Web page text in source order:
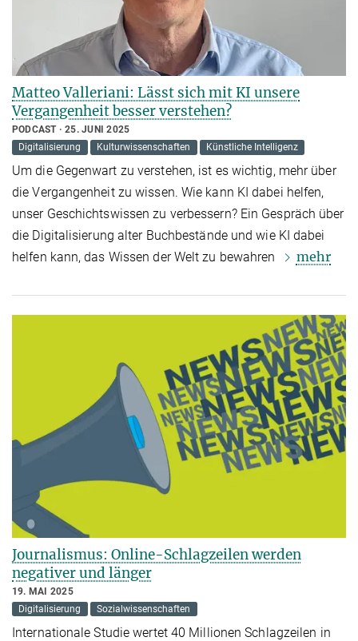
Matteo Valleriani: Lässt sich mit KI unsere
Vergangenheit besser verstehen?
PODCAST
25. JUNI 2025
Digitalisierung
Kulturwissenschaften Künstliche Intelligenz
Um die Gegenwart zu verstehen, ist es wichtig, mehr über
die Vergangenheit zu wissen. Wie kann KI dabei helfen,
unser Geschichtswissen zu verbessern? Ein Gespräch über
die Digitalisierung alter Buchbestände und wie KI dabei
helfen kann, das Wissen der Welt zu bewahren
mehr
Journalismus: Online-Schlagzeilen werden
negativer und länger
19. MAI 2025
Digitalisierung
Sozialwissenschaften
Internationale Studie wertet 40 Millionen Schlagzeilen in